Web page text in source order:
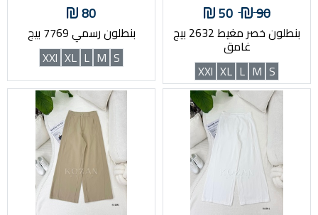
90
50
بنطلون خصر مغيط 2632 بيج
غامق
S
M
L
XL
XXl
80
بنطلون رسمي 7769 بيج
S
M
L
XL
XXl